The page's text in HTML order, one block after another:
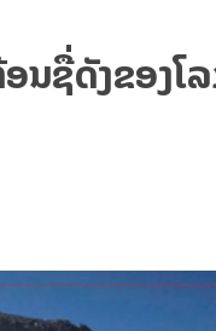
ຊື່ດັງຂອງໂ